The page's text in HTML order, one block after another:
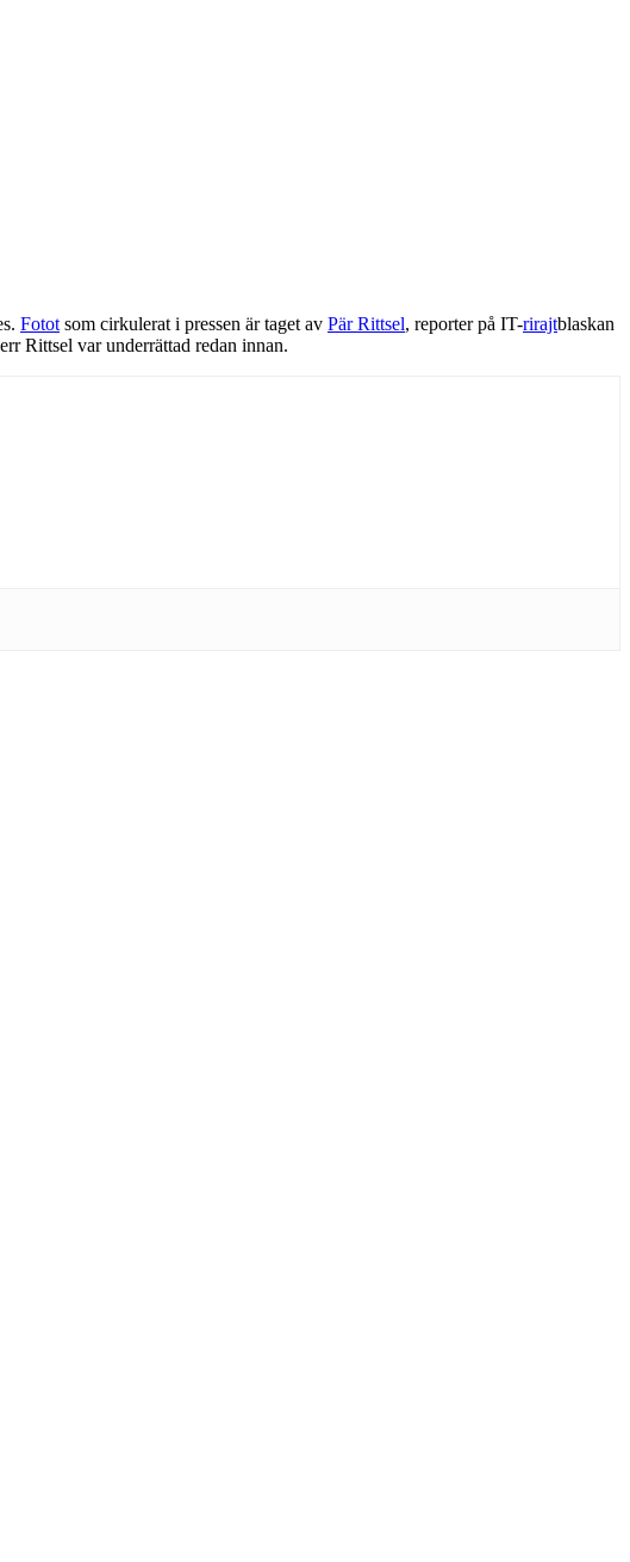
Fotot som cirkulerat i pressen är taget av Pär Rittsel, reporter på IT-rirajtblaskan
Rittsel var underrättad redan innan.